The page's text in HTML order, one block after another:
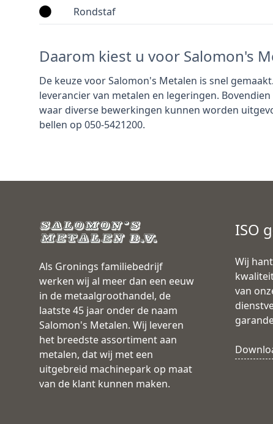
Rondstaf
Daarom kiest u voor Salomon's
De keuze voor Salomon's Metalen is snel
leverancier van metalen en legeringen.
waar diverse bewerkingen kunnen worden
bellen op 050-5421200.
Als Gronings familiebedrijf
werken wij al meer dan een eeuw
in de metaalgroothandel, de
laatste 45 jaar onder de naam
Salomon's Metalen. Wij leveren
het breedste assortiment aan
metalen, dat wij met een
uitgebreid machinepark op maat
van de klant kunnen maken.
ISO
Wij
van